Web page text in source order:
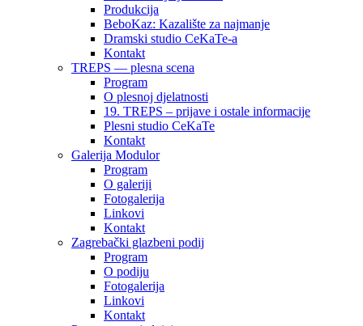
Produkcija
BeboKaz: Kazalište za najmanje
Dramski studio CeKaTe-a
Kontakt
TREPS — plesna scena
Program
O plesnoj djelatnosti
19. TREPS – prijave i ostale informacije
Plesni studio CeKaTe
Kontakt
Galerija Modulor
Program
O galeriji
Fotogalerija
Linkovi
Kontakt
Zagrebački glazbeni podij
Program
O podiju
Fotogalerija
Linkovi
Kontakt